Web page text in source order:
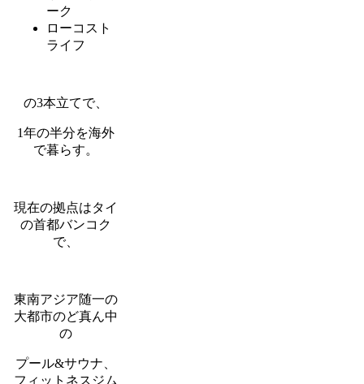
ーク
ローコスト
ライフ
の3本立てで、
1年の半分を海外
で暮らす。
現在の拠点はタイ
の首都バンコク
で、
東南アジア随一の
大都市のど真ん中
の
プール&サウナ、
フィットネスジム